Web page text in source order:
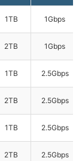
1TB 1Gbps
2TB 1Gbps
1TB 2.5Gbps
2TB 2.5Gbps
1TB 2.5Gbps
2TB 2.5Gbps